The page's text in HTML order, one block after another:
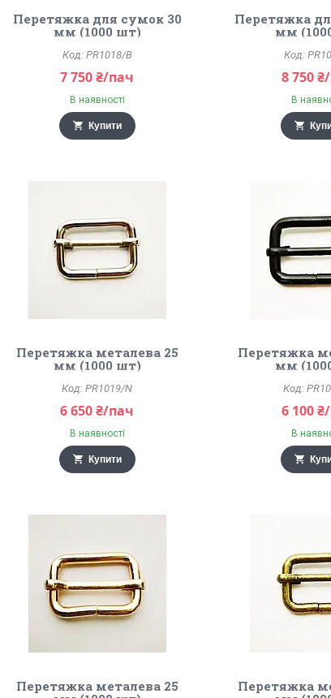
Перетяжка для сумок 30
мм (1000 шт)
PR1018/B
7 750 ₴/пач
В наявності
Купити
Перетяжка
мм
8 750
В
Перетяжка металева 25
мм (1000 шт)
PR1019/N
6 650 ₴/пач
В наявності
Купити
Перетяжка
мм
6 100
В
Перетяжка металева 25
Перетяжка